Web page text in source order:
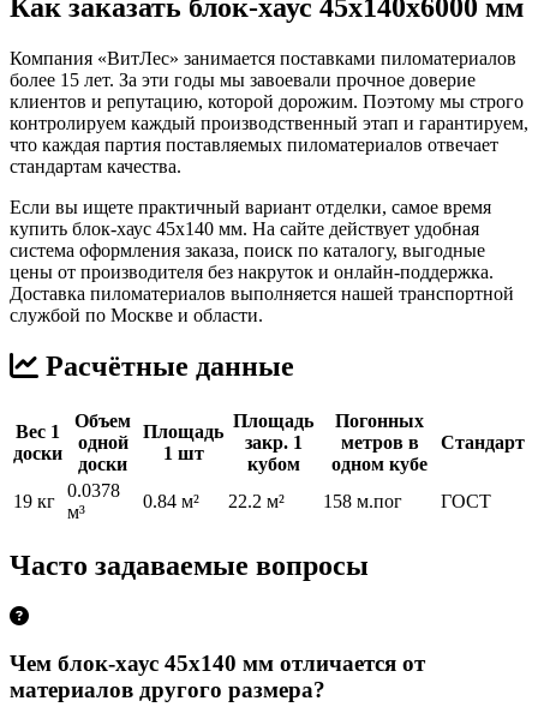
Как заказать блок-хаус 45х140х6000 мм
Компания «ВитЛес» занимается поставками пиломатериалов
более 15 лет. За эти годы мы завоевали прочное доверие
клиентов и репутацию, которой дорожим. Поэтому мы строго
контролируем каждый производственный этап и гарантируем,
что каждая партия поставляемых пиломатериалов отвечает
стандартам качества.
Если вы ищете практичный вариант отделки, самое время
купить блок-хаус 45х140 мм. На сайте действует удобная
система оформления заказа, поиск по каталогу, выгодные
цены от производителя без накруток и онлайн-поддержка.
Доставка пиломатериалов выполняется нашей транспортной
службой по Москве и области.
Расчётные данные
Вес 1
доски
Объем
одной
доски
Площадь
1 шт
Площадь
закр. 1
кубом
Погонных
метров в
одном кубе
Стандарт
19 кг
0.0378
м³
0.84 м² 22.2 м² 158 м.пог ГОСТ
Часто задаваемые вопросы
Чем блок-хаус 45х140 мм отличается от
материалов другого размера?